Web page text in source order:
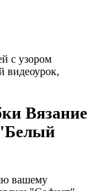
с узором
видеоурок,
Вязание
вашему